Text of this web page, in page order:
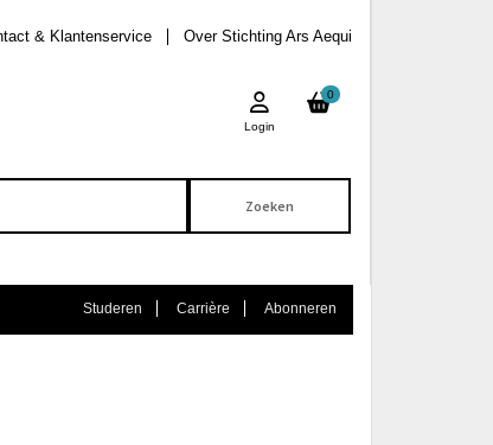
Over Stichting Ars Aequi
& Klantenservice
0
Login
Studeren Carrière Abonneren